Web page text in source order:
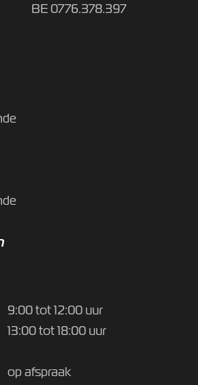
BE 0776.378.397
9:00 tot 12:00 uur
13:00 tot 18:00 uur
op afspraak